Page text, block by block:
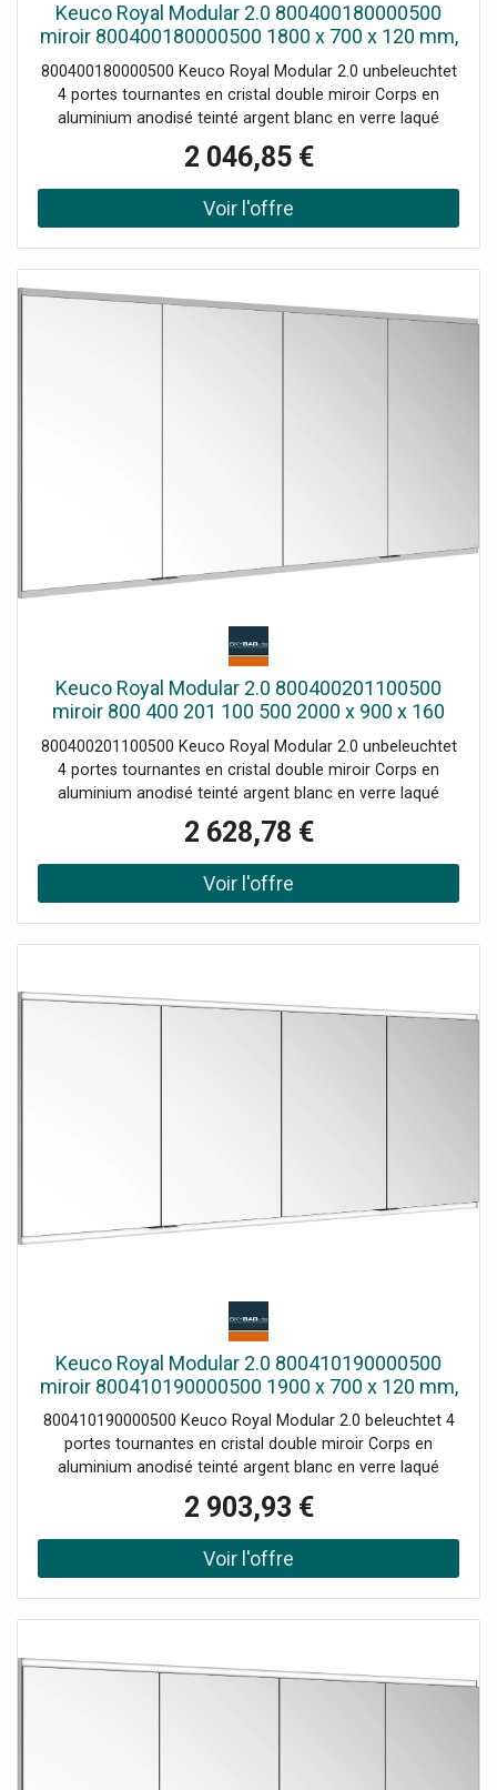
Keuco Royal Modular 2.0 800400180000500
miroir 800400180000500 1800 x 700 x 120 mm,
2 Prise , 2 double points de charge USB, mur
encastré, 4 portes
800400180000500 Keuco Royal Modular 2.0 unbeleuchtet
4 portes tournantes en cristal double miroir Corps en
aluminium anodisé teinté argent blanc en verre laqué
match3 au dos Étagères en verre réglables en hauteur : 6
x pour une hauteur de meuble de 700 mm / 8 x pour une
hauteur de meuble de 900 mm
2 046,85 €
Keuco Royal Modular 2.0 800400201100500
miroir 800 400 201 100 500 2000 x 900 x 160
mm, 2 Prise , 2 double points de charge USB,
mur intégré, 4 portes
800400201100500 Keuco Royal Modular 2.0 unbeleuchtet
4 portes tournantes en cristal double miroir Corps en
aluminium anodisé teinté argent blanc en verre laqué
match3 au dos Étagères en verre réglables en hauteur : 6
x pour une hauteur de meuble de 700 mm / 8 x pour une
hauteur de meuble de 900 mm
2 628,78 €
Keuco Royal Modular 2.0 800410190000500
miroir 800410190000500 1900 x 700 x 120 mm,
2 Prise , 2 doubles points de charge USB, mur
encastré, 4 portes
800410190000500 Keuco Royal Modular 2.0 beleuchtet 4
portes tournantes en cristal double miroir Corps en
aluminium anodisé teinté argent blanc en verre laqué
2700 Kelvin (blanc chaud) à 6500 Kelvin (lumière du jour)
L'éclairage supérieur et inférieur peut être atténué et
allumé / éteint séparément et en continu LED 58 W (durée
de vie > 30000 heures) Ampoules non interchangeables
900 mm
2 903,93 €